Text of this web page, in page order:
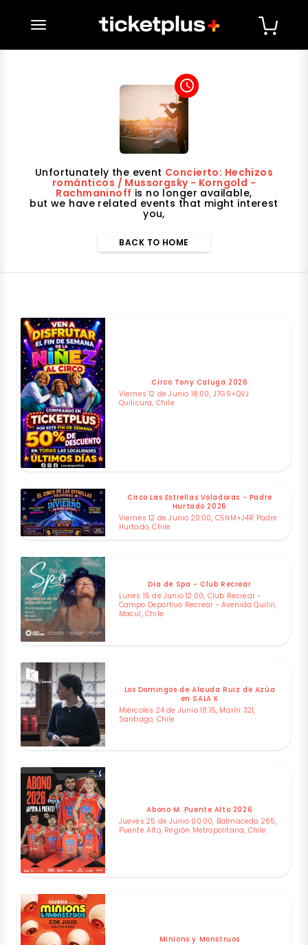
desplegar navegación
access_time
Unfortunately the event Concierto: Hechizos
románticos / Mussorgsky - Korngold -
Rachmaninoff is no longer available,
but we have related events that might interest
you,
BACK TO HOME
Circo Tony Caluga 2026
Viernes 12 de Junio 18:00, J7G9+QVJ
Quilicura, Chile
Circo Las Estrellas Voladoras - Padre
Hurtado 2026
Viernes 12 de Junio 20:00, C5HM+J4R Padre
Hurtado, Chile
Dia de Spa - Club Recrear
Lunes 15 de Junio 12:00, Club Recrear -
Campo Deportivo Recrear - Avenida Quilin,
Macul, Chile
Los Domingos de Alauda Ruiz de Azúa
en SALA K
Miércoles 24 de Junio 18:15, Marín 321,
Santiago, Chile
Abono M. Puente Alto 2026
Jueves 25 de Junio 00:00, Balmaceda 265,
Puente Alto, Región Metropolitana, Chile
Minions y Monstruos